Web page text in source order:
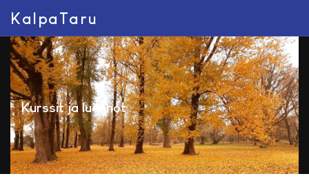
KalpaTaru
Kurssit ja luennot